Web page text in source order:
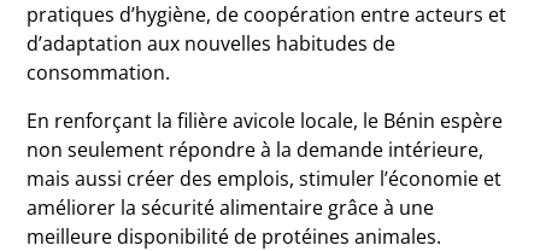
pratiques d’hygiène, de coopération entre acteurs et
d’adaptation aux nouvelles habitudes de
consommation.
En renforçant la filière avicole locale, le Bénin espère
non seulement répondre à la demande intérieure,
mais aussi créer des emplois, stimuler l’économie et
améliorer la sécurité alimentaire grâce à une
meilleure disponibilité de protéines animales.